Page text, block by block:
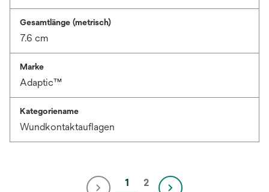
Gesamtlänge (metrisch)
7.6 cm
Marke
Adaptic™
Kategoriename
Wundkontaktauflagen
1 2